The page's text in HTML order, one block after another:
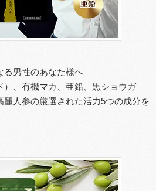
る男性のあなた様へ
）、有機マカ、亜鉛、黒ショウガ
麗人参の厳選された活力5つの成分を